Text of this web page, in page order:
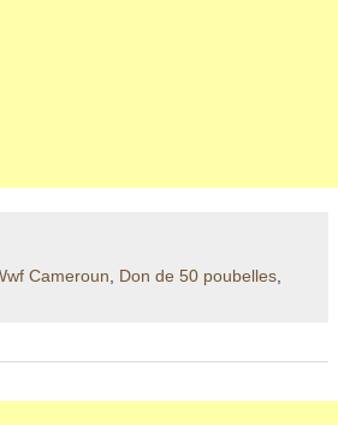
Cameroun Don de 50 poubelles,